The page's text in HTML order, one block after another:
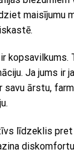
maisījumu
ir
Ja jums ir
savu ārstu,
līdzeklis pret